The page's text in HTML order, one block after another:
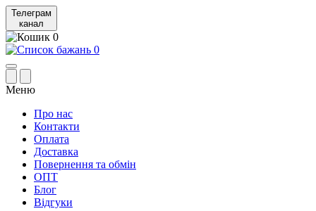
Телеграм
канал
0
0
Меню
Про нас
Контакти
Оплата
Доставка
Повернення та обмін
ОПТ
Блог
Відгуки